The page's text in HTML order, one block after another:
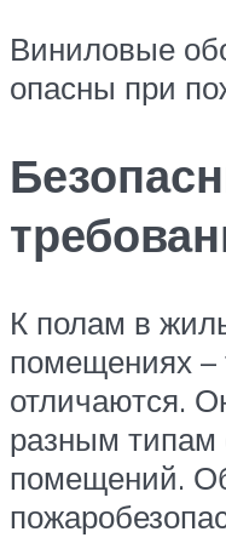
Виниловые
опасны при
К полам в
помещениях –
отличаются.
разным
помещений.